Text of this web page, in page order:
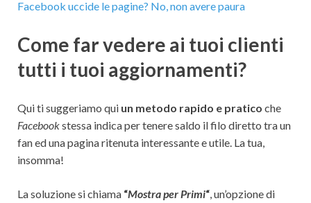
Facebook uccide le pagine? No, non avere paura
Come far vedere ai tuoi clienti
tutti i tuoi aggiornamenti?
Qui ti suggeriamo qui un metodo rapido e pratico che
Facebookstessa indica per tenere saldo il filo diretto tra un
fan ed una pagina ritenuta interessante e utile. La tua,
insomma!
La soluzione si chiama “Mostra per Primi“, un’opzione di